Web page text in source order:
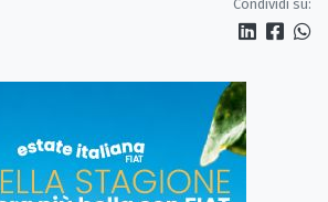
Condividi su: